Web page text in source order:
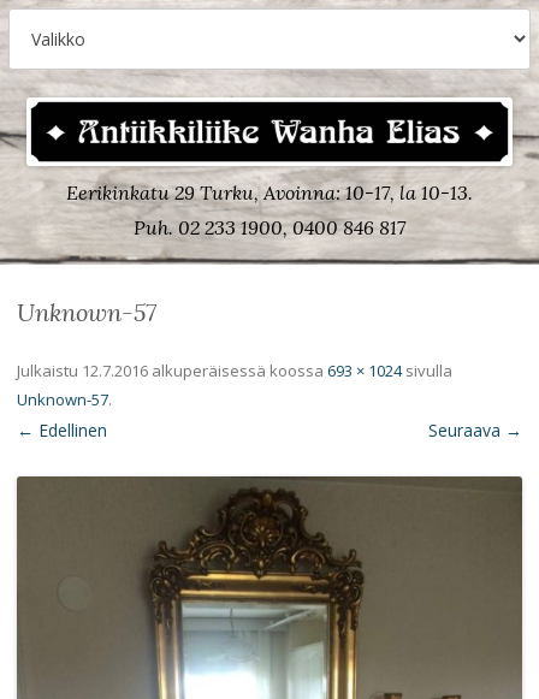
Eerikinkatu 29 Turku, Avoinna: 10-17, la 10-13.
Puh. 02 233 1900, 0400 846 817
Unknown-57
Julkaistu 12.7.2016 alkuperäisessä koossa 693 × 1024sivulla
Unknown-57.
← Edellinen Seuraava →